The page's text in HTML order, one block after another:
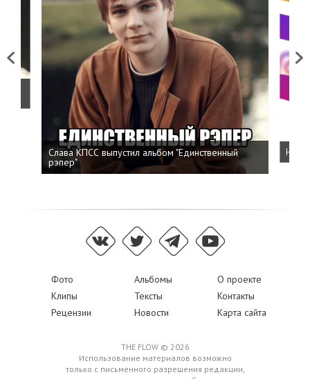
Previous
Слава КПСС выпустил альбом "Единственный
рэпер"
Next
Фото Альбомы
О проекте
Клипы
Тексты
Контакты
Рецензии
Новости Карта сайта
THE FLOW © 2026
Использование материалов возможно
только с письменного разрешения редакции,